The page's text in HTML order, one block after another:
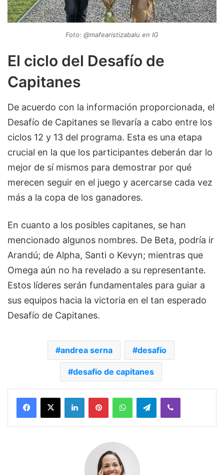
Foto: @mafearistizabalu en IG
El ciclo del Desafío de
Capitanes
De acuerdo con la información proporcionada, el
Desafío de Capitanes se llevaría a cabo entre los
ciclos 12 y 13 del programa. Esta es una etapa
crucial en la que los participantes deberán dar lo
mejor de sí mismos para demostrar por qué
merecen seguir en el juego y acercarse cada vez
más a la copa de los ganadores.
En cuanto a los posibles capitanes, se han
mencionado algunos nombres. De Beta, podría ir
Arandú; de Alpha, Santi o Kevyn; mientras que
Omega aún no ha revelado a su representante.
Estos líderes serán fundamentales para guiar a
sus equipos hacia la victoria en el tan esperado
Desafío de Capitanes.
andrea serna desafío
desafio de capitanes
Facebook
X LinkedInPinterestWhatsAppTelegramViber